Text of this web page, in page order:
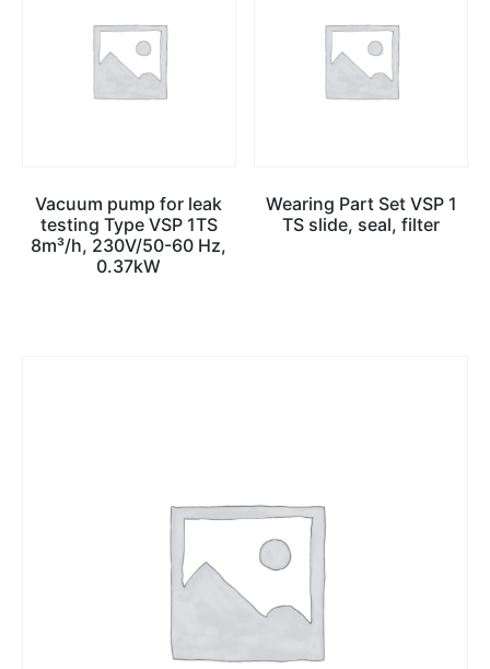
Vacuum pump for leak
testing Type VSP 1TS
8m³/h, 230V/50-60 Hz,
0.37kW
Wearing Part Set VSP 1
TS slide, seal, filter